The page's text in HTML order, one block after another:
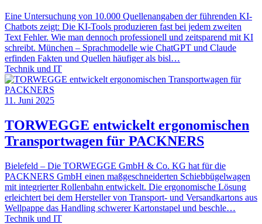
Eine Untersuchung von 10.000 Quellenangaben der führenden KI-
Chatbots zeigt: Die KI-Tools produzieren fast bei jedem zweiten
Text Fehler. Wie man dennoch professionell und zeitsparend mit KI
schreibt. München – Sprachmodelle wie ChatGPT und Claude
erfinden Fakten und Quellen häufiger als bisl…
Technik und IT
11. Juni 2025
TORWEGGE entwickelt ergonomischen
Transportwagen für PACKNERS
Bielefeld – Die TORWEGGE GmbH & Co. KG hat für die
PACKNERS GmbH einen maßgeschneiderten Schiebbügelwagen
mit integrierter Rollenbahn entwickelt. Die ergonomische Lösung
erleichtert bei dem Hersteller von Transport- und Versandkartons aus
Wellpappe das Handling schwerer Kartonstapel und beschle…
Technik und IT